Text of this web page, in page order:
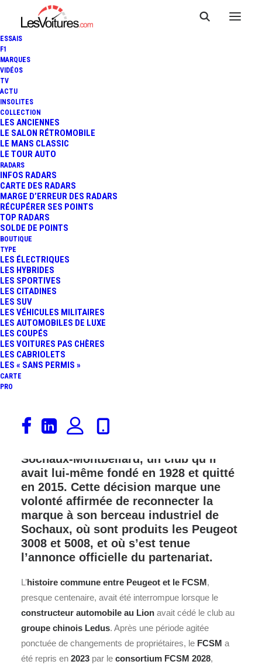
ESSAIS
F1
MARQUES
VIDÉOS
TV
ACTU
INSOLITES
COLLECTION
LES ANCIENNES
LE SALON RÉTROMOBILE
LE MANS CLASSIC
LE TOUR AUTO
RADARS
INFOS RADARS
CARTE DES RADARS
MARGE D’ERREUR DES RADARS
RÉCUPÉRER SES POINTS
TOP RADARS
SOLDE DE POINTS
BOUTIQUE
TYPE
LES ÉLECTRIQUES
LES HYBRIDES
LES SPORTIVES
LES CITADINES
LES SUV
LES VÉHICULES MILITAIRES
LES AUTOMOBILES DE LUXE
LES COUPÉS
LES VOITURES PAS CHÈRES
LES CABRIOLETS
LES « SANS PERMIS »
CARTE
PRO
D’UN LIEN HISTORIQUE AVEC
SOCHAUX‑MONTBÉLIARD
3 Minutes
Peugeot retrouve aujourd’hui un pan
essentiel de son identité en redevenant
Sochaux‑Montbéliard, un club qu’il
avait lui‑même fondé en 1928 et quitté
en 2015. Cette décision marque une
volonté affirmée de reconnecter la
marque à son berceau industriel de
Sochaux, où sont produits les Peugeot
3008 et 5008, et où s’est tenue
l’annonce officielle du partenariat.
L’histoire commune entre Peugeot et le FCSM,
presque centenaire, avait été interrompue lorsque le
constructeur automobile au Lion avait cédé le club au
groupe chinois Ledus. Après une période agitée
ponctuée de changements de propriétaires, le FCSM a
été repris en 2023 par le consortium FCSM 2028,